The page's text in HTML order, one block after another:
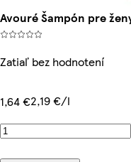
Avouré Šampón pre
Zatiaľ bez hodnotení
1,64 €2,19 €/l